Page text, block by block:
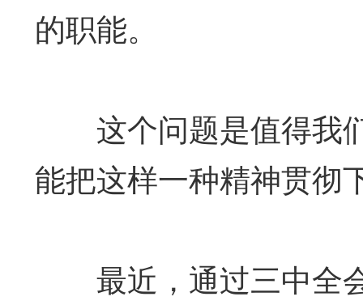
的职能。
这个问题是值得我
能把这样一种精神贯彻
最近，通过三中全